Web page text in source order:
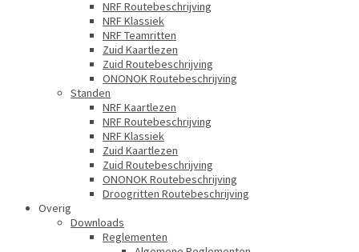
NRF Routebeschrijving
NRF Klassiek
NRF Teamritten
Zuid Kaartlezen
Zuid Routebeschrijving
ONONOK Routebeschrijving
Standen
NRF Kaartlezen
NRF Routebeschrijving
NRF Klassiek
Zuid Kaartlezen
Zuid Routebeschrijving
ONONOK Routebeschrijving
Droogritten Routebeschrijving
Overig
Downloads
Reglementen